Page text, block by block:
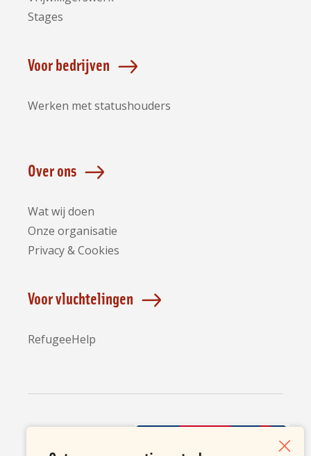
Stages
Voor bedrijven
Werken met statushouders
Over ons
Wat wij doen
Onze organisatie
Privacy & Cookies
Voor vluchtelingen
RefugeeHelp